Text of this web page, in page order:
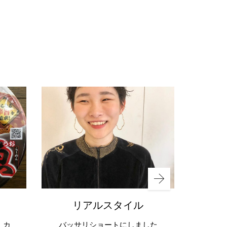
カ
リアルスタイル
バッサリショートにしました